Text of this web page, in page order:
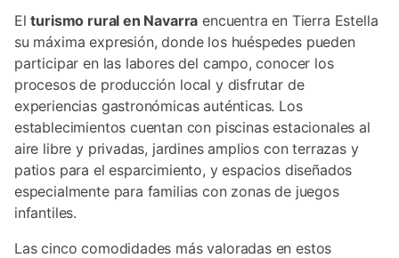
Elturismo rural en Navarra encuentra en Tierra Estella
su máxima expresión, donde los huéspedes pueden
participar en las labores del campo, conocer los
procesos de producción local y disfrutar de
experiencias gastronómicas auténticas. Los
establecimientos cuentan con piscinas estacionales al
aire libre y privadas, jardines amplios con terrazas y
patios para el esparcimiento, y espacios diseñados
especialmente para familias con zonas de juegos
infantiles.
Las cinco comodidades más valoradas en estos